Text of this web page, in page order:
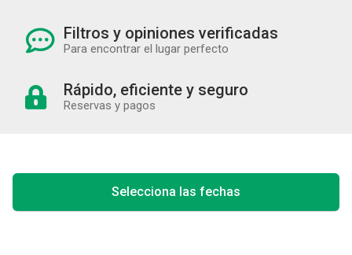
Filtros y opiniones verificadas
Para encontrar el lugar perfecto
Rápido, eficiente y seguro
Reservas y pagos
Selecciona las fechas